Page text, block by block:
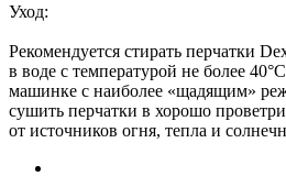
Уход:
Рекомендуется стирать перчатки
в воде с температурой не более
машинке с наиболее «щадящим»
сушить перчатки в хорошо
от источников огня, тепла и